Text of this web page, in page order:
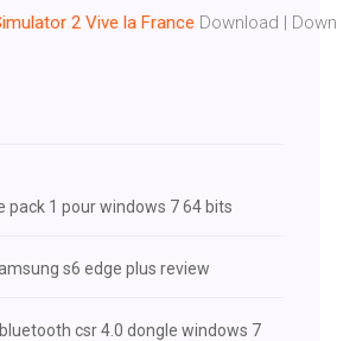
2 Vive la France Download |
pack 1 pour windows 7 64 bits
s6 edge plus review
csr 4.0 dongle windows 7